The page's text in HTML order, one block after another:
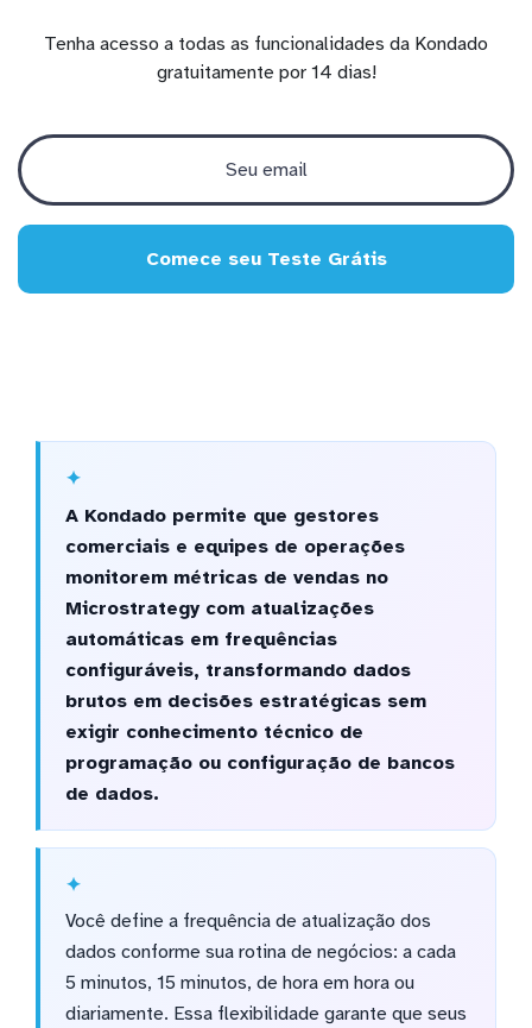
Tenha acesso a todas as funcionalidades da Kondado
gratuitamente por 14 dias!
Comece seu Teste Grátis
A Kondado permite que gestores
comerciais e equipes de operações
monitorem métricas de vendas no
Microstrategy com atualizações
automáticas em frequências
configuráveis, transformando dados
brutos em decisões estratégicas sem
exigir conhecimento técnico de
programação ou configuração de bancos
de dados.
Você define a frequência de atualização dos
dados conforme sua rotina de negócios: a cada
5 minutos, 15 minutos, de hora em hora ou
diariamente. Essa flexibilidade garante que seus